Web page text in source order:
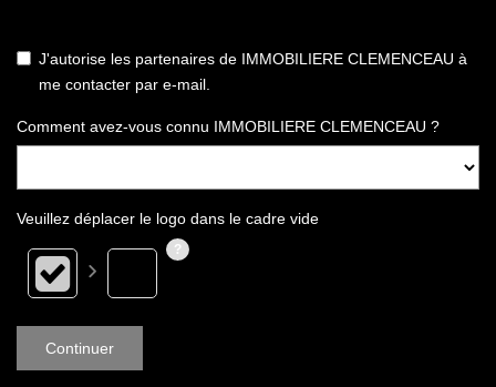
J'autorise les partenaires de IMMOBILIERE CLEMENCEAU à
me contacter par e-mail.
Comment avez-vous connu IMMOBILIERE CLEMENCEAU ?
Veuillez déplacer le logo dans le cadre vide
Continuer